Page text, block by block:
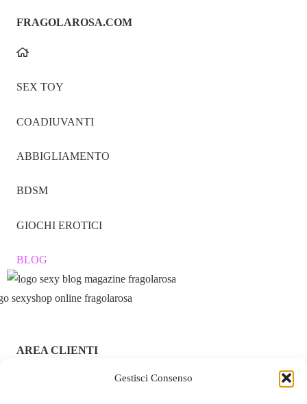
Gestisci Consenso
FRAGOLAROSA.COM
SEX TOY
COADIUVANTI
ABBIGLIAMENTO
BDSM
GIOCHI EROTICI
BLOG
AREA CLIENTI
ACCEDI / REGISTRATI